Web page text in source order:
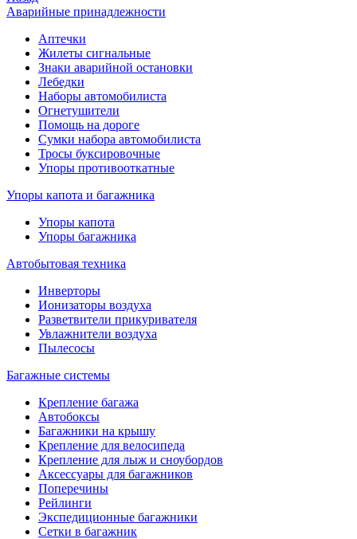
Аварийные принадлежности
Аптечки
Жилеты сигнальные
Знаки аварийной остановки
Лебедки
Наборы автомобилиста
Огнетушители
Помощь на дороге
Сумки набора автомобилиста
Тросы буксировочные
Упоры противооткатные
Упоры капота и багажника
Упоры капота
Упоры багажника
Автобытовая техника
Инверторы
Ионизаторы воздуха
Разветвители прикуривателя
Увлажнители воздуха
Пылесосы
Багажные системы
Крепление багажа
Автобоксы
Багажники на крышу
Крепление для велосипеда
Крепление для лыж и сноубордов
Аксессуары для багажников
Поперечины
Рейлинги
Экспедиционные багажники
Сетки в багажник